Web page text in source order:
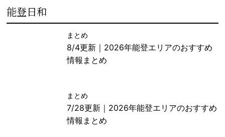
能登日和
まとめ
8/4更新｜2026年能登エリアのおすすめ
情報まとめ
まとめ
7/28更新｜2026年能登エリアのおすすめ
情報まとめ